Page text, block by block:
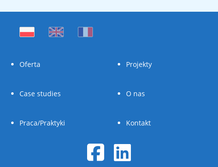
Oferta Projekty
Case studies O nas
Praca/Praktyki Kontakt